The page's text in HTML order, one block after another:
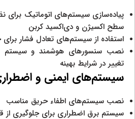
پیاده‌سازی سیستم‌های اتوماتیک برای
سطح اکسیژن و دی‌اکسید کربن
استفاده از سیستم‌های تعادل فشار
نصب سنسورهای هوشمند و سیستم
تغییر در شرایط بهینه
سیستم‌های ایمنی و
نصب سیستم‌های اطفاء حریق مناسب
سیستم برق اضطراری برای جلوگیری